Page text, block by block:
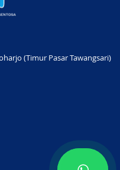
(Timur Pasar Tawangsari)